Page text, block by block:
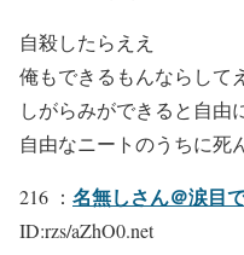
自殺したらええ
俺もできるもんならして
しがらみができると自由
自由なニートのうちに死
216 ： 名無しさん＠涙目で
ID:rzs/aZhO0.net